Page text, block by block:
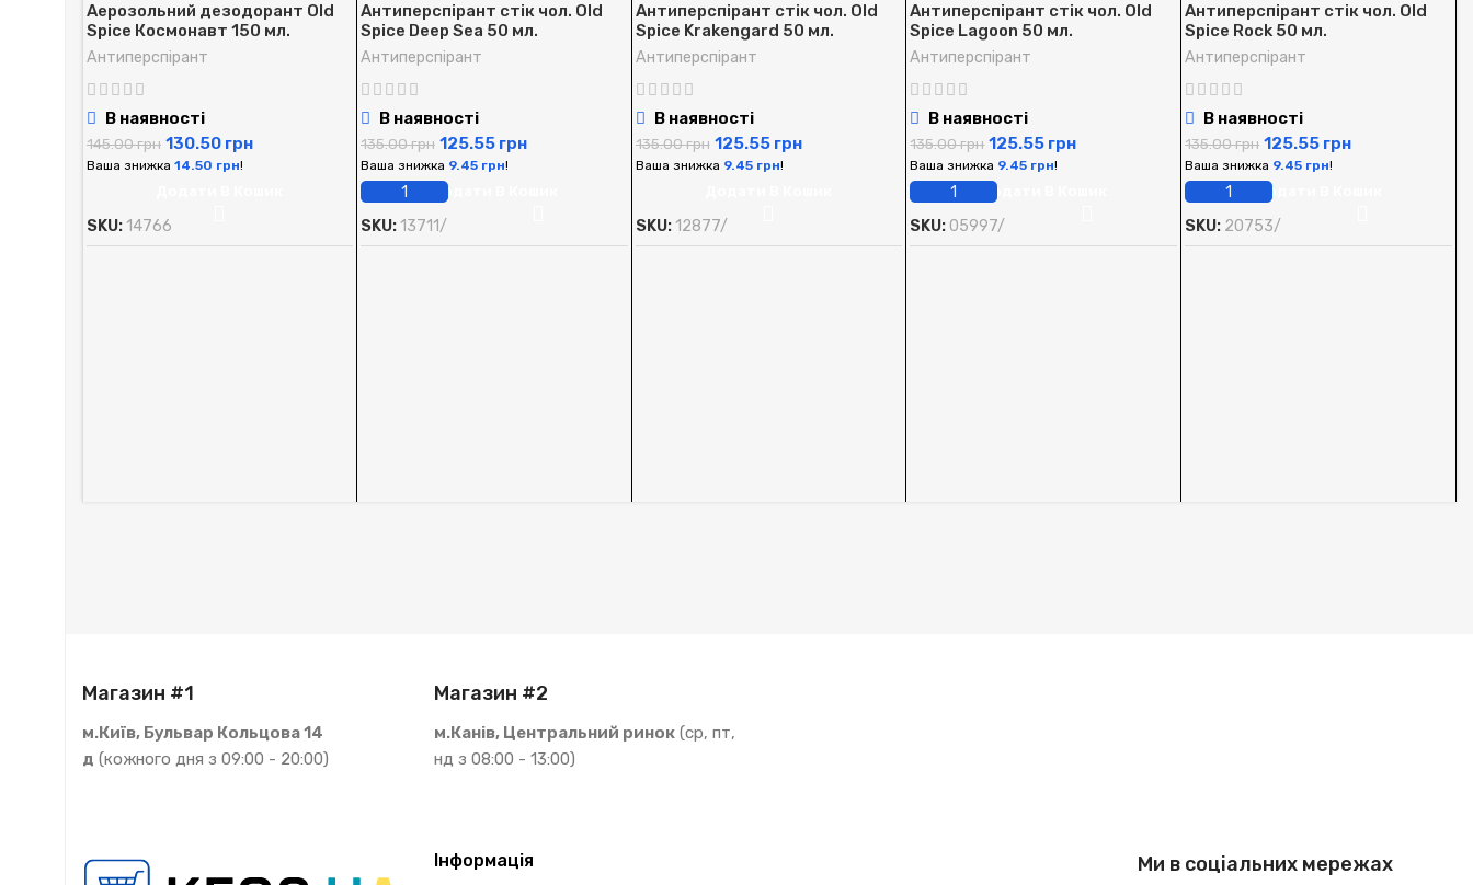
Аерозольний дезодорант Old
Spice Космонавт 150 мл.
Антиперспірант
В наявності
145.00грн 130.50 грн
Ваша знижка 14.50 грн!
SKU: 14766
Антиперспірант стік чол. Old
Spice Deep Sea 50 мл.
Антиперспірант
В наявності
135.00грн 125.55 грн
Ваша знижка 9.45 грн!
SKU: 13711/
Антиперспірант стік чол. Old
Spice Krakengard 50 мл.
Антиперспірант
В наявності
135.00грн 125.55 грн
Ваша знижка 9.45 грн!
SKU: 12877/
Антиперспірант стік чол. Old
Spice Lagoon 50 мл.
Антиперспірант
В наявності
135.00грн 125.55 грн
Ваша знижка 9.45 грн!
SKU: 05997/
Антиперспірант стік чол. Old
Spice Rock 50 мл.
Антиперспірант
В наявності
135.00грн 125.55 грн
Ваша знижка 9.45 грн!
SKU: 20753/
Магазин #1
м.Київ, Бульвар Кольцова 14
д (кожного дня з 09:00 - 20:00)
Магазин #2
м.Канів, Центральний ринок (ср, пт,
нд з 08:00 - 13:00)
Інформація Ми в соціальних мережах